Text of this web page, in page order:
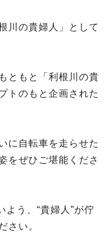
川の貴婦人」として
ともと「利根川の貴
トのもと企画された
に自転車を走らせた
をぜひご堪能くださ
う、“貴婦人”が佇
さい。